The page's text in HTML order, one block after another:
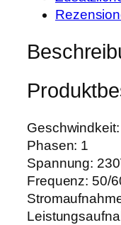
w
r
9
9
,
9
0
€
e
d
n
l
i
n
e
V
Phasen: 1
Spannung:
Frequenz: 50/